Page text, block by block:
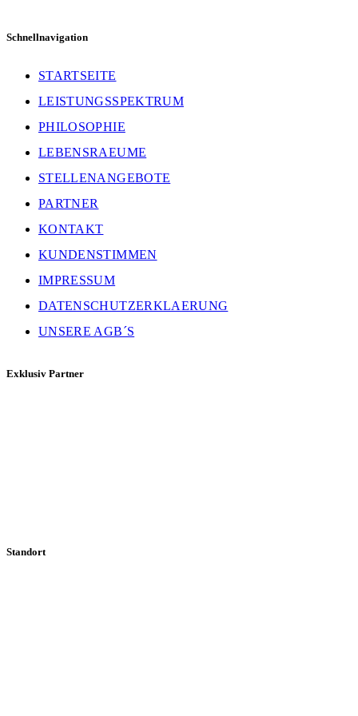
Schnellnavigation
STARTSEITE
LEISTUNGSSPEKTRUM
PHILOSOPHIE
LEBENSRAEUME
STELLENANGEBOTE
PARTNER
KONTAKT
KUNDENSTIMMEN
IMPRESSUM
DATENSCHUTZERKLAERUNG
UNSERE AGB´S
Exklusiv Partner
Standort